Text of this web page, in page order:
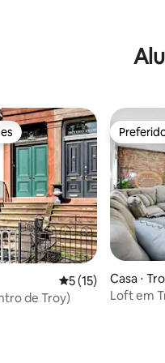
dos hóspedes
5 de uma
5 (15)
de Troy)
Casa ⋅
Loft em